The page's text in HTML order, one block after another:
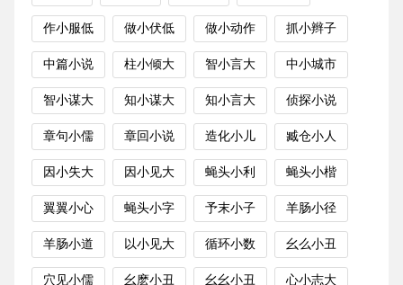
作小服低 做小伏低 做小动作 抓小辫子
中篇小说 柱小倾大 智小言大 中小城市
智小谋大 知小谋大 知小言大 侦探小说
章句小儒 章回小说 造化小儿 臧仓小人
因小失大 因小见大 蝇头小利 蝇头小楷
翼翼小心 蝇头小字 予末小子 羊肠小径
羊肠小道 以小见大 循环小数 幺么小丑
穴见小儒 幺麽小丑 幺幺小丑 心小志大